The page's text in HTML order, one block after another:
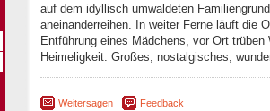
auf dem idyllisch umwaldeten
aneinanderreihen. In weiter Ferne läuft die
Entführung eines Mädchens, vor Ort
Heimeligkeit. Großes, nostalgisches,
Weitersagen Feedback